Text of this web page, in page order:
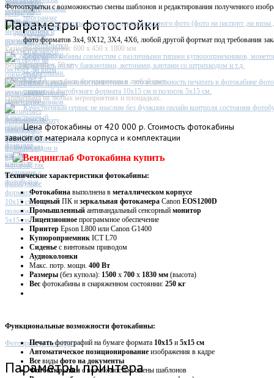
Параметры фотостойки
Размеры фотостойки: 600 х 450 х 1800 мм
Вес фотостойки: 50 кг
Фотостойка может быть брендирована в любой цвет
Применима на любых мероприятиях и площадках.
Фотопринтер Instargam
Параметры принтера
Фотооткрытки с возможностью смены шаблонов и редактирования полученного
Фото на документы - все виды документального фото (фото на паспорт ,на визы
фото форматов 3х4, 9X12, 3X4, 4X6, любой другой фортмат под требования
Софт фото кабины совместим с различными типами купюроприемников,
принимать оплату банкнотами, жетонами, картами со штрихкодом и т.д.
Работа с несколькими принтерами - это возможность печатать в фотокабине
глянцевой фотобумаге формата 10х15 см и полосок 5х15 см.
Качественный сервис не мыслим без функции онлайн контроля состояния
Ценафотокабины от 420 000 р. Стоимость фотокабины
зависит от материала корпуса и комплектации
Технические характеристики фотокабины:
Фотокабина выполнена в металлическом корпусе
Мощный ПК и зеркальная фотокамера Canon EOS1200D
Промышленный антивандальный сенсорный монитор
Лицензионное программное обеспечение
Принтер Epson L800 или Canon G1400
Купюроприемник ICT L70
Сиденье с винтовым приводом
Аудиоколонки
Макс. потр. мощн. 400 Вт
Размеры (без купола): 1500 х 700 х 1830 мм (высота)
Вес фотокабины в снаряженном состоянии: 250 кг
Функциональные возможности фотокабины:
Печатьфотографий на бумаге формата 10х15 и 5х15 см
Автоматическое позиционирование изображения в кадре
Все виды фото на документы
Фотооткрытки с возможностью смены шаблонов